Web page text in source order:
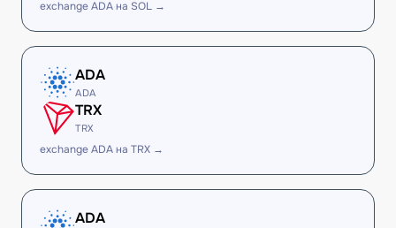
exchange ADA на SOL →
ADA
ADA
TRX
TRX
exchange ADA на TRX →
ADA